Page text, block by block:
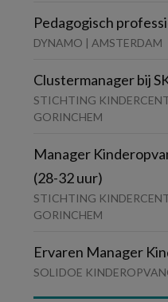
Pedagogisch
DYNAMO | AMSTERDAM
Clustermanager bij
STICHTING
GORINCHEM
Manager
(28-32 uur)
STICHTING
GORINCHEM
Ervaren Manager
SOLIDOE